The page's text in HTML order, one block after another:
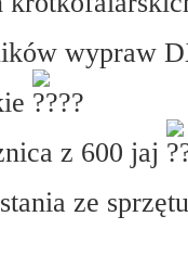
wypraw
z 600 jaj
ze